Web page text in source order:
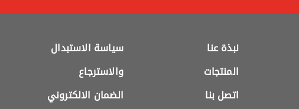
نبذة عنا
المنتجات
اتصل بنا
سياسة الاستبدال
والاسترجاع
الضمان الالكتروني